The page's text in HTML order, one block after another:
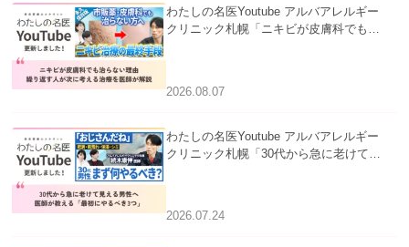
わたしの名医Youtube アルバアレルギー
クリニック札幌「ニキビが皮膚科でも治
療を医師が解説」を公開いたしました。
2026.08.07
わたしの名医Youtube アルバアレルギー
クリニック札幌「30代から急に老けて見
べき3つ」」を公開いたしました。
2026.07.24